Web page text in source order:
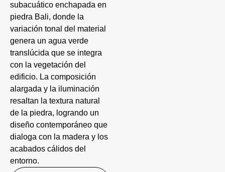
subacuático enchapada en
piedra Bali, donde la
variación tonal del material
genera un agua verde
translúcida que se integra
con la vegetación del
edificio. La composición
alargada y la iluminación
resaltan la textura natural
de la piedra, logrando un
diseño contemporáneo que
dialoga con la madera y los
acabados cálidos del
entorno.